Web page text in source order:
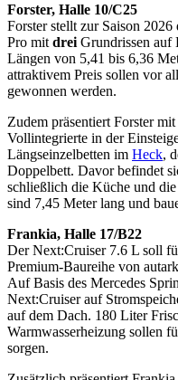
Forster, Halle 10/C25
Forster stellt zur Saison
Pro mit drei Grundrissen auf
Längen von 5,41 bis 6,36
attraktivem Preis sollen vor
gewonnen werden.
Zudem präsentiert Forster
Vollintegrierte in der
Längseinzelbetten im Heck,
Doppelbett. Davor befindet
schließlich die Küche und
sind 7,45 Meter lang und
Frankia, Halle 17/B22
Der Next:Cruiser 7.6 L soll
Premium-Baureihe von
Auf Basis des Mercedes
Next:Cruiser auf
auf dem Dach. 180 Liter
Warmwasserheizung sollen
sorgen.